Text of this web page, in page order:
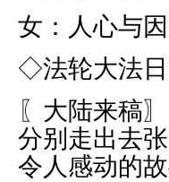
女：人心与
◇法轮大法
〖大陆来稿
分别走出去
令人感动的